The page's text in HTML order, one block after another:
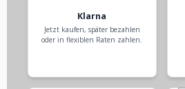
Klarna
Jetzt kaufen, später bezahlen
oder in flexiblen Raten zahlen.